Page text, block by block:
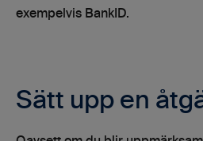
exempelvis BankID.
Sätt upp en